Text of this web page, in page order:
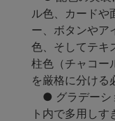
ル色、カードや
ー、ボタンやア
色、そしてテキ
柱色（チャコー
を厳格に分ける
● グラデーシ
ト内で多用し